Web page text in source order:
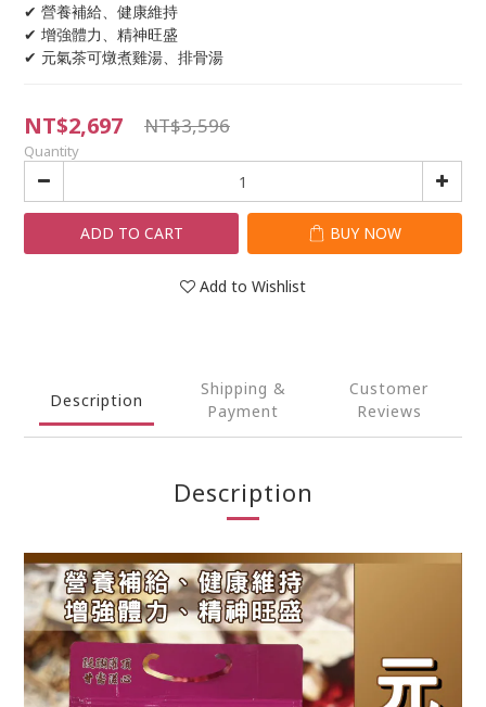
✔ 營養補給、健康維持
✔ 增強體力、精神旺盛
✔ 元氣茶可燉煮雞湯、排骨湯
NT$2,697 NT$3,596
Quantity
ADD TO CART BUY NOW
Add to Wishlist
Description
Shipping &
Payment
Customer
Reviews
Description